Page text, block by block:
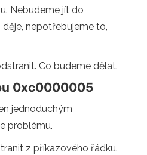
Nebudeme jít do
nepotřebujeme to,
Co budeme dělat.
0xc0000005
jednoduchým
problému.
z příkazového řádku.